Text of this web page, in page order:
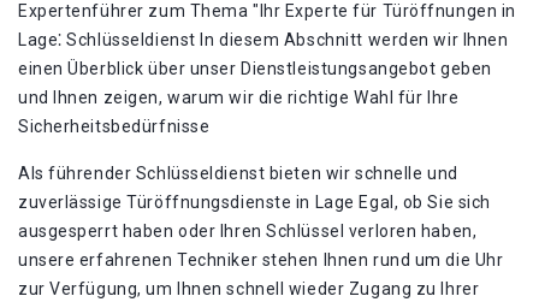
Expertenführer zum Thema "Ihr Experte für Türöffnungen in
Lage⁚ Schlüsseldienst In diesem Abschnitt werden wir Ihnen
einen Überblick über unser Dienstleistungsangebot geben
und Ihnen zeigen, warum wir die richtige Wahl für Ihre
Sicherheitsbedürfnisse
Als führender Schlüsseldienst bieten wir schnelle und
zuverlässige Türöffnungsdienste in Lage Egal, ob Sie sich
ausgesperrt haben oder Ihren Schlüssel verloren haben,
unsere erfahrenen Techniker stehen Ihnen rund um die Uhr
zur Verfügung, um Ihnen schnell wieder Zugang zu Ihrer